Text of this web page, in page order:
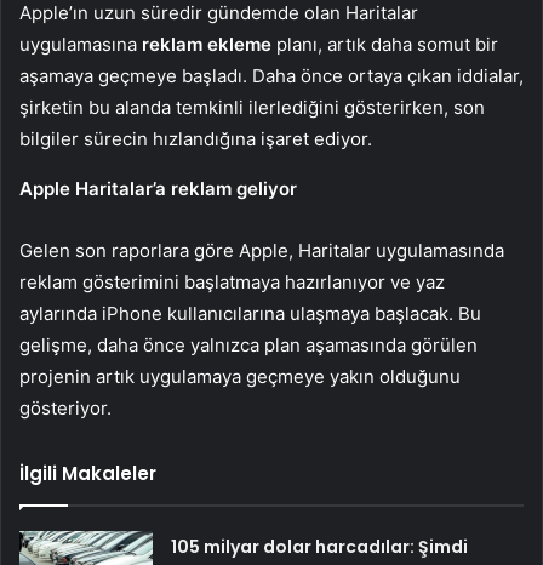
Apple’ın uzun süredir gündemde olan Haritalar
uygulamasına reklam ekleme planı, artık daha somut bir
aşamaya geçmeye başladı. Daha önce ortaya çıkan iddialar,
şirketin bu alanda temkinli ilerlediğini gösterirken, son
bilgiler sürecin hızlandığına işaret ediyor.
Apple Haritalar’a reklam geliyor
Gelen son raporlara göre Apple, Haritalar uygulamasında
reklam gösterimini başlatmaya hazırlanıyor ve yaz
aylarında iPhone kullanıcılarına ulaşmaya başlacak. Bu
gelişme, daha önce yalnızca plan aşamasında görülen
projenin artık uygulamaya geçmeye yakın olduğunu
gösteriyor.
İlgili Makaleler
105 milyar dolar harcadılar: Şimdi